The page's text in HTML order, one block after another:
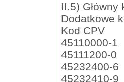
II.5)
Dodatkowe
Kod CPV
45110000-1
45111200-0
45232400-6
45232410-9